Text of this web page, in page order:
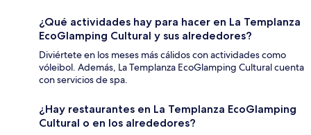
¿Qué actividades hay para hacer en La Templanza
EcoGlamping Cultural y sus alrededores?
Diviértete en los meses más cálidos con actividades como
vóleibol. Además, La Templanza EcoGlamping Cultural cuenta
con servicios de spa.
¿Hay restaurantes en La Templanza EcoGlamping
Cultural o en los alrededores?